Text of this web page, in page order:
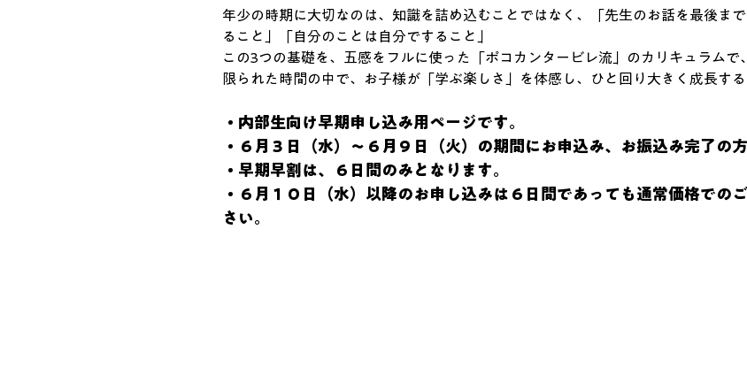
年少の時期に大切なのは、知識を詰め込むことではなく、「先生のお話を最後ま
ること」「自分のことは自分ですること」
この3つの基礎を、五感をフルに使った「ポコカンタービレ流」のカリキュラムで
限られた時間の中で、お子様が「学ぶ楽しさ」を体感し、ひと回り大きく成長する
・内部生向け早期申し込み用ページです。
・６月３日（水）～６月９日（火）の期間にお申込み、お振込み完了の方
・早期早割は、６日間のみとなります。
・６月１０日（水）以降のお申し込みは６日間であっても通常価格での
さい。